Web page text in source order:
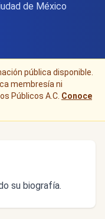
de México
pública disponible.
membresía ni
Públicos A.C. Conoce
su biografía.